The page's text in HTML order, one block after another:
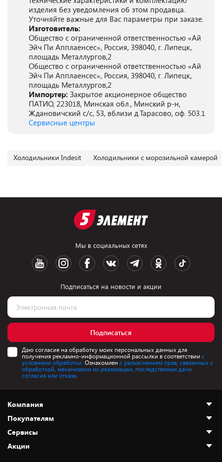
изделия без уведомления об этом продавца.
Уточняйте важные для Вас параметры при заказе.
Изготовитель:
Общество с ограниченной ответственностью «Ай
Эйч Пи Апплаенсес», Россия, 398040, г. Липецк,
площадь Металлургов,2
Общество с ограниченной ответственностью «Ай
Эйч Пи Апплаенсес», Россия, 398040, г. Липецк,
площадь Металлургов,2
Импортер: Закрытое акционерное общество
ПАТИО, 223018, Минская обл., Минский р-н,
Ждановичский с/с, 53, вблизи д.Тарасово, оф. 503.1
Сервисные центры
Холодильники Indesit Холодильники с морозильной камерой
Мы в социальных сетях
Подписаться на новости и акции
Подписаться
Даю согласие на обработку моих персональных данных для
получения рекламно-информационной рассылки в соответствии с
условиями обработки. Ознакомлен с разъяснением прав, связанных с
обработкой, механизмом их реализации, последствиями дачи
согласия или отказа.
Компания
О нас
Адреса магазинов
Новости
Покупателям
Как сделать заказ
Оплата и доставка
Сервисы
Акции